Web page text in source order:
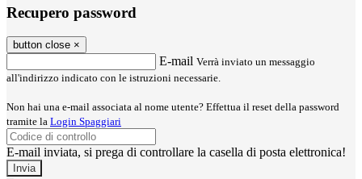
Recupero password
button close ×
E-mail Verrà inviato un messaggio
all'indirizzo indicato con le istruzioni necessarie.
Non hai una e-mail associata al nome utente? Effettua il reset della password
tramite la Login Spaggiari
E-mail inviata, si prega di controllare la casella di posta elettronica!